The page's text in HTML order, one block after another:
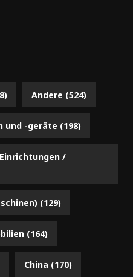
Andere (524)
und -geräte (198)
/
(129)
(164)
China (170)